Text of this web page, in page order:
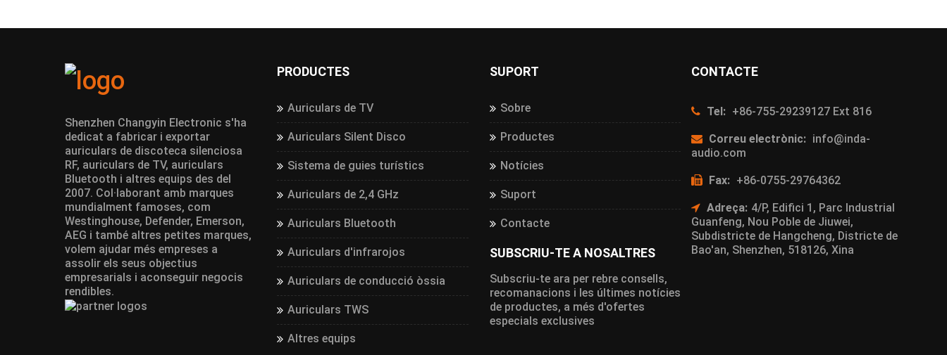
Shenzhen Changyin Electronic s'ha
dedicat a fabricar i exportar
auriculars de discoteca silenciosa
RF, auriculars de TV, auriculars
Bluetooth i altres equips des del
2007. Col·laborant amb marques
mundialment famoses, com
Westinghouse, Defender, Emerson,
AEG i també altres petites marques,
volem ajudar més empreses a
assolir els seus objectius
empresarials i aconseguir negocis
rendibles.
PRODUCTES
Auriculars de TV
Auriculars Silent Disco
Sistema de guies turístics
Auriculars de 2,4 GHz
Auriculars Bluetooth
Auriculars d'infrarojos
Auriculars de conducció òssia
Auriculars TWS
Altres equips
SUPORT
Sobre
Productes
Notícies
Suport
Contacte
SUBSCRIU-TE A NOSALTRES
Subscriu-te ara per rebre consells,
recomanacions i les últimes notícies
de productes, a més d'ofertes
especials exclusives
CONTACTE
Tel: +86-755-29239127 Ext 816
Correu electrònic: info@inda-
audio.com
Fax: +86-0755-29764362
Adreça: 4/P, Edifici 1, Parc Industrial
Guanfeng, Nou Poble de Jiuwei,
Subdistricte de Hangcheng, Districte de
Bao'an, Shenzhen, 518126, Xina